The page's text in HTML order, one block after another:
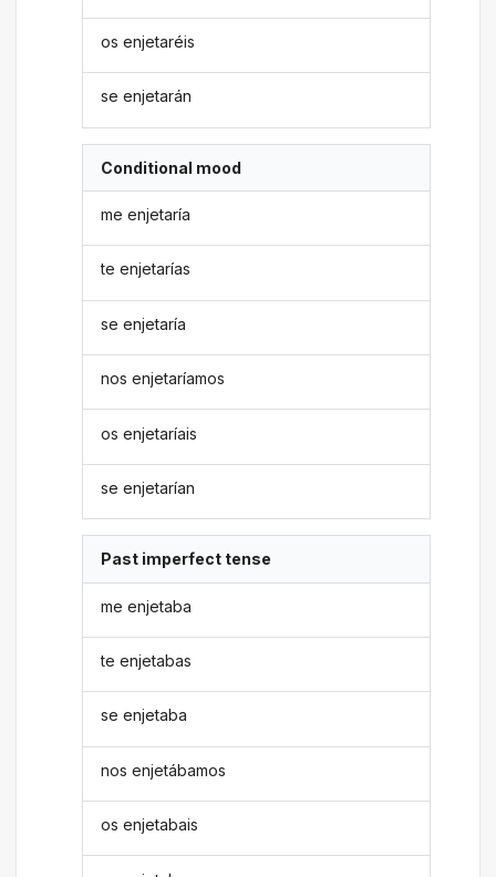
os enjetaréis
se enjetarán
Conditional mood
me enjetaría
te enjetarías
se enjetaría
nos enjetaríamos
os enjetaríais
se enjetarían
Past imperfect tense
me enjetaba
te enjetabas
se enjetaba
nos enjetábamos
os enjetabais